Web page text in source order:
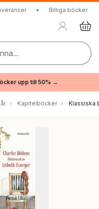
• Billiga böcker
upp till 50% →
Kapitelböcker Klassiska